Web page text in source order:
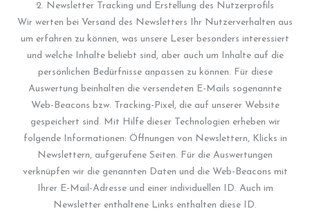
2. Newsletter Tracking und Erstellung des Nutzerprofils
Wir werten bei Versand des Newsletters Ihr Nutzerverhalten aus
um erfahren zu können, was unsere Leser besonders interessiert
und welche Inhalte beliebt sind, aber auch um Inhalte auf die
persönlichen Bedürfnisse anpassen zu können. Für diese
Auswertung beinhalten die versendeten E-Mails sogenannte
Web-Beacons bzw. Tracking-Pixel, die auf unserer Website
gespeichert sind. Mit Hilfe dieser Technologien erheben wir
folgende Informationen: Öffnungen von Newslettern, Klicks in
Newslettern, aufgerufene Seiten. Für die Auswertungen
verknüpfen wir die genannten Daten und die Web-Beacons mit
Ihrer E-Mail-Adresse und einer individuellen ID. Auch im
Newsletter enthaltene Links enthalten diese ID.